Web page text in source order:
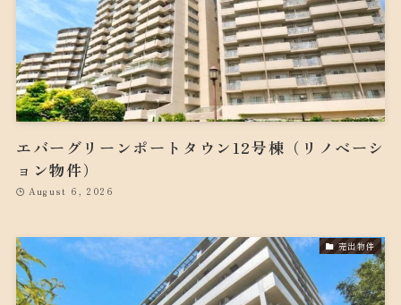
エバーグリーンポートタウン12号棟（リノベーシ
ョン物件）
August 6, 2026
売出物件